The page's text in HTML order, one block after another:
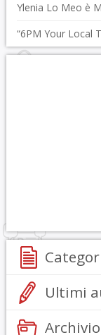
Ylenia Lo Meo è
“6PM Your Local
Ultimi
Archivio